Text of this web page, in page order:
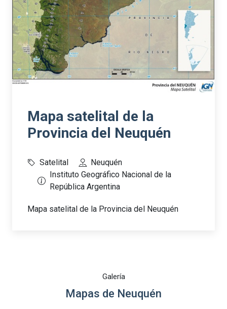
Mapa satelital de la
Provincia del Neuquén
Satelital
Neuquén
Instituto Geográfico Nacional de la
República Argentina
Mapa satelital de la Provincia del Neuquén
Galería
Mapas de Neuquén